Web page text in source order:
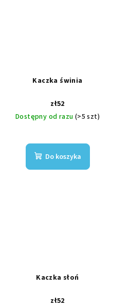
Kaczka świnia
zł52
Dostępny od razu (>5 szt)
Do koszyka
Kaczka słoń
zł52